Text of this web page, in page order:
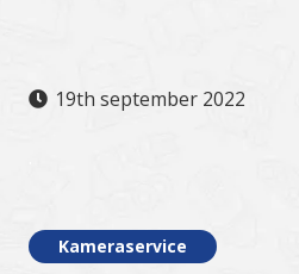
19th september 2022
Kameraservice